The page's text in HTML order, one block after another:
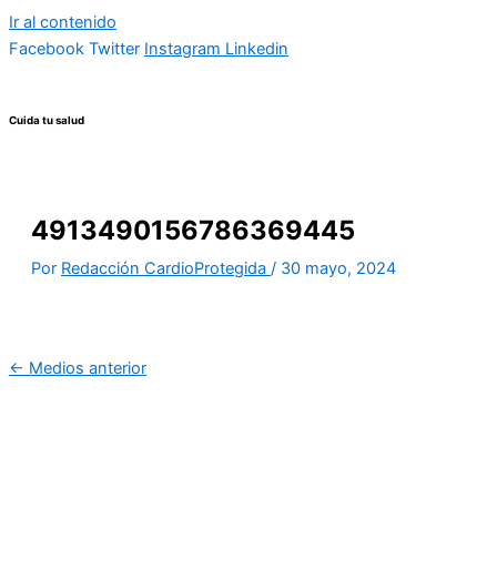
Ir al contenido
Facebook Twitter Instagram Linkedin
Cuida tu salud
4913490156786369445
Por Redacción CardioProtegida / 30 mayo, 2024
← Medios anterior